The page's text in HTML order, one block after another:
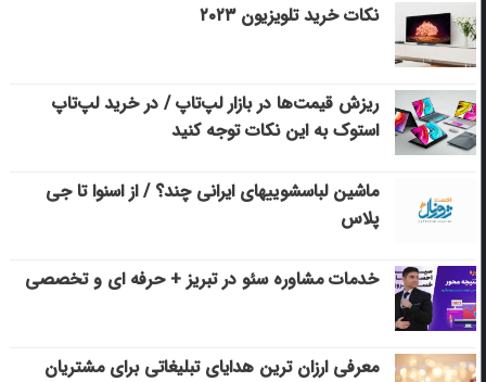
نکات خرید تلویزیون ۲۰۲۳
ریزش قیمت‌ها در بازار لپ‌تاپ / در خرید لپ‌تاپ
استوک به این نکات توجه کنید
ماشین لباسشویی‎های ایرانی چند؟ / از اسنوا تا جی
پلاس
خدمات مشاوره سئو در تبریز + حرفه ای و تخصصی
معرفی ارزان ترین هدایای تبلیغاتی برای مشتریان